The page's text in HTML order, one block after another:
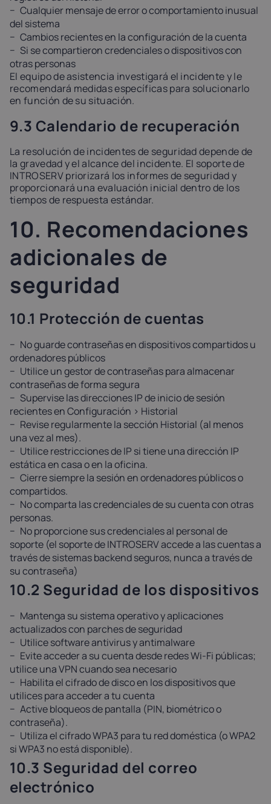
Cualquier mensaje de error o comportamiento inusual
del sistema
Cambios recientes en la configuración de la cuenta
Si se compartieron credenciales o dispositivos con
otras personas
El equipo de asistencia investigará el incidente y le
recomendará medidas específicas para solucionarlo
en función de su situación.
9.3 Calendario de recuperación
La resolución de incidentes de seguridad depende de
la gravedad y el alcance del incidente. El soporte de
INTROSERV priorizará los informes de seguridad y
proporcionará una evaluación inicial dentro de los
tiempos de respuesta estándar.
10. Recomendaciones
adicionales de
seguridad
10.1 Protección de cuentas
No guarde contraseñas en dispositivos compartidos u
ordenadores públicos
Utilice un gestor de contraseñas para almacenar
contraseñas de forma segura
Supervise las direcciones IP de inicio de sesión
recientes en Configuración > Historial
Revise regularmente la sección Historial (al menos
una vez al mes).
Utilice restricciones de IP si tiene una dirección IP
estática en casa o en la oficina.
Cierre siempre la sesión en ordenadores públicos o
compartidos.
No comparta las credenciales de su cuenta con otras
personas.
No proporcione sus credenciales al personal de
soporte (el soporte de INTROSERV accede a las cuentas a
través de sistemas backend seguros, nunca a través de
su contraseña)
10.2 Seguridad de los dispositivos
Mantenga su sistema operativo y aplicaciones
actualizados con parches de seguridad
Utilice software antivirus y antimalware
Evite acceder a su cuenta desde redes Wi-Fi públicas;
utilice una VPN cuando sea necesario
Habilita el cifrado de disco en los dispositivos que
utilices para acceder a tu cuenta
Active bloqueos de pantalla (PIN, biométrico o
contraseña).
Utiliza el cifrado WPA3 para tu red doméstica (o WPA2
si WPA3 no está disponible).
10.3 Seguridad del correo
electrónico